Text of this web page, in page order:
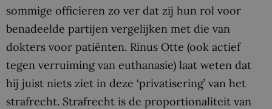
sommige officieren zo ver dat zij hun rol voor
benadeelde partijen vergelijken met die van
dokters voor patiënten. Rinus Otte (ook actief
tegen verruiming van euthanasie) laat weten dat
hij juist niets ziet in deze ‘privatisering’ van het
strafrecht. Strafrecht is de proportionaliteit van